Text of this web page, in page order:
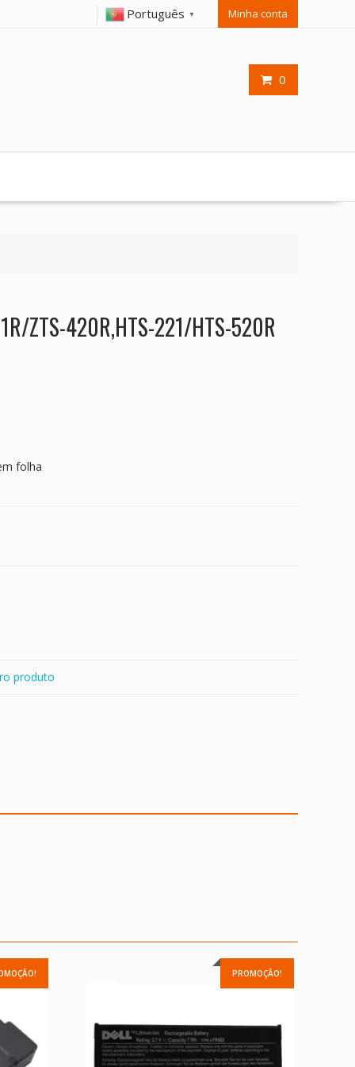
Português ▼ Minha conta
0
ZTS-420R,HTS-221/HTS-520R
folha
produto
PROMOÇÃO!